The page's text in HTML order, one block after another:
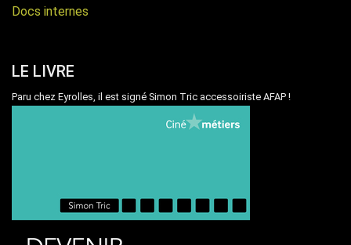
Docs internes
LE LIVRE
Paru chez Eyrolles, il est signé Simon Tric accessoiriste AFAP !